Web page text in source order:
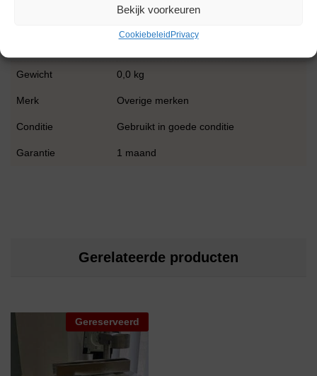
Bekijk voorkeuren
Cookiebeleid Privacy
Extra informatie
Gewicht 0,0 kg
Merk Overige merken
Conditie Gebruikt in goede conditie
Garantie 1 maand
Gerelateerde producten
Gereserveerd